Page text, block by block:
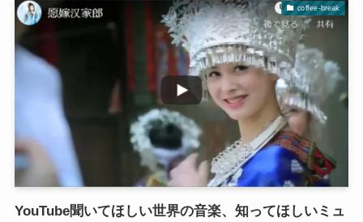
coffee-break
YouTube聞いてほしい世界の音楽、知ってほしいミュ